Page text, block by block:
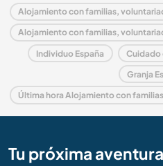
Individuo España Cuidado
Granja
Tu próxima